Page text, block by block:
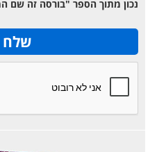
נכון מתוך הספר "בורסה זה שם